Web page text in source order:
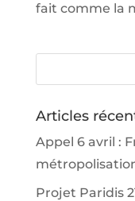
fait comme la
Articles
Appel 6 avril :
Projet Paridis